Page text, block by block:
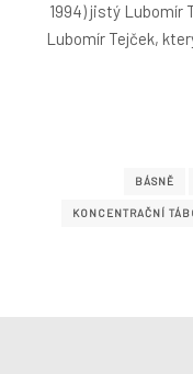
1994) jistý Lubomír
Lubomír Tejček,
BÁSNĚ
KONCENTRAČNÍ